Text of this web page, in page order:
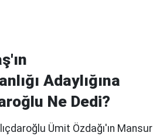
Adaylığına
Ne Dedi?
Ümit Özdağı'ın Mansur